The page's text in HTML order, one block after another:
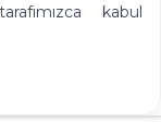
kabul